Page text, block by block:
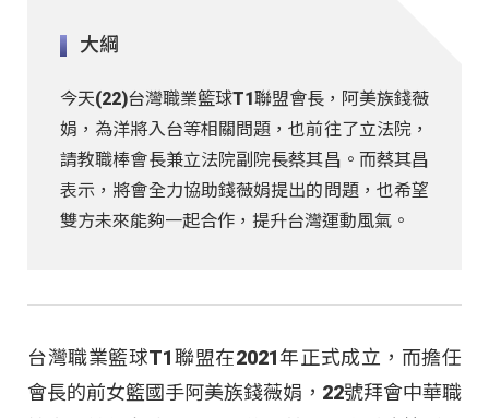
大綱
今天(22)台灣職業籃球T1聯盟會長，阿美族錢薇
娟，為洋將入台等相關問題，也前往了立法院，
請教職棒會長兼立法院副院長蔡其昌。而蔡其昌
表示，將會全力協助錢薇娟提出的問題，也希望
雙方未來能夠一起合作，提升台灣運動風氣。
台灣職業籃球T1聯盟在2021年正式成立，而擔任
會長的前女籃國手阿美族錢薇娟，22號拜會中華職